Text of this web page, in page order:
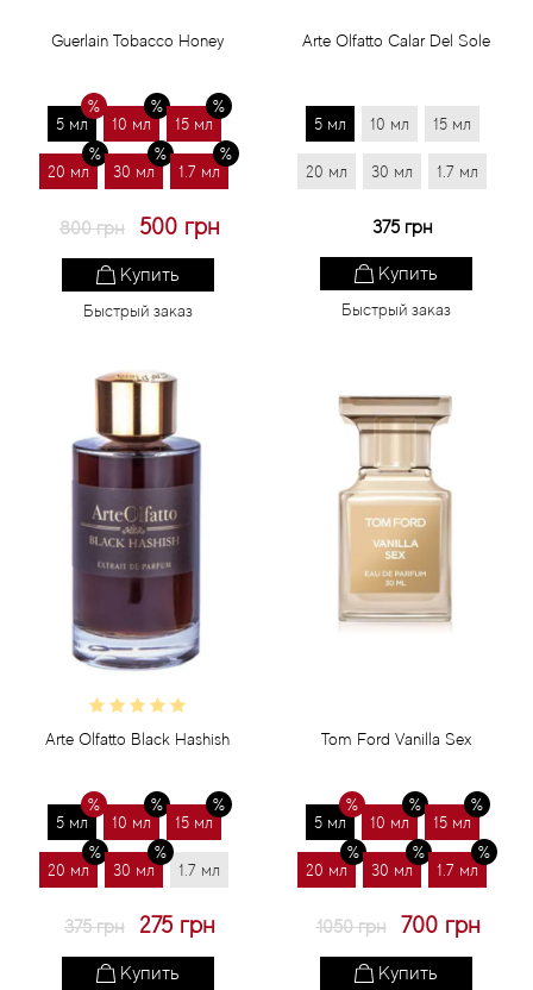
Guerlain Tobacco Honey
5 мл 10 мл 15 мл
20 мл 30 мл 1.7 мл
800 грн 500 грн
Купить
Быстрый заказ
Arte Olfatto Calar Del Sole
5 мл 10 мл 15 мл
20 мл 30 мл 1.7 мл
375 грн
Купить
Быстрый заказ
Arte Olfatto Black Hashish
5 мл 10 мл 15 мл
20 мл 30 мл 1.7 мл
375 грн 275 грн
Купить
Tom Ford Vanilla Sex
5 мл 10 мл 15 мл
20 мл 30 мл 1.7 мл
1050 грн 700 грн
Купить